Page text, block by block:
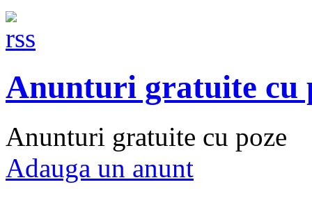
Anunturi gratuite cu
Anunturi gratuite cu poze
Adauga un anunt